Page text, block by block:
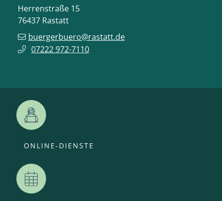
Herrenstraße 15
76437 Rastatt
buergerbuero@rastatt.de
07222 972-7110
ONLINE-DIENSTE